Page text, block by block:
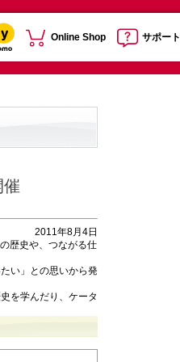
Online Shop サポート
催
2011年8月4日
歴史や、つながる仕
い」との思いから発
を学んだり、ケータ